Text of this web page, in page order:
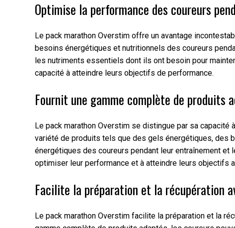
Optimise la performance des coureurs
Le pack marathon Overstim offre un avantage
besoins énergétiques et nutritionnels des coureurs
les nutriments essentiels dont ils ont besoin pour
capacité à atteindre leurs objectifs de performance.
Fournit une gamme complète de produits
Le pack marathon Overstim se distingue par sa
variété de produits tels que des gels énergétiques, des
énergétiques des coureurs pendant leur entraînement
optimiser leur performance et à atteindre leurs objectifs
Facilite la préparation et la récupération
Le pack marathon Overstim facilite la préparation et la